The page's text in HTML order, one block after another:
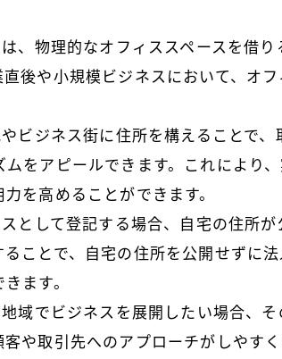
、物理的なオフィススペースを借り
後や小規模ビジネスにおいて、オ
ビジネス街に住所を構えることで、
をアピールできます。これにより
を高めることができます。
として登記する場合、自宅の住所が
ことで、自宅の住所を公開せずに
ます。
域でビジネスを展開したい場合、
や取引先へのアプローチがしやすく